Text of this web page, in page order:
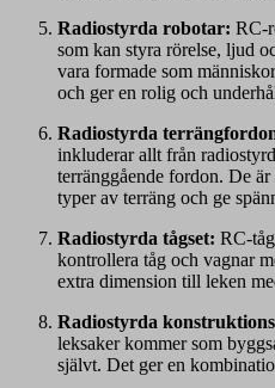
Radiostyrda robotar: RC-
som kan styra rörelse, ljud
vara formade som
och ger en rolig och
Radiostyrda
inkluderar allt från
terränggående fordon. De
typer av terräng och ge
Radiostyrda tågset: RC-
kontrollera tåg och vagnar
extra dimension till leken
Radiostyrda
leksaker kommer som
självt. Det ger en